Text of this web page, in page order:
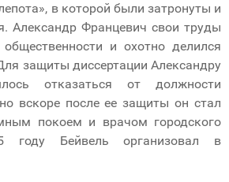
в которой были затронуты и
Александр Францевич свои труды
и охотно делился
защиты диссертации Александру
отказаться от должности
вскоре после ее защиты он стал
покоем и врачом городского
году Бейвель организовал в